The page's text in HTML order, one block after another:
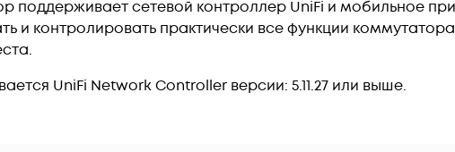
поддерживает сетевой контроллер UniFi и мобильное
и контролировать практически все функции
UniFi Network Controller версии: 5.11.27 или выше.